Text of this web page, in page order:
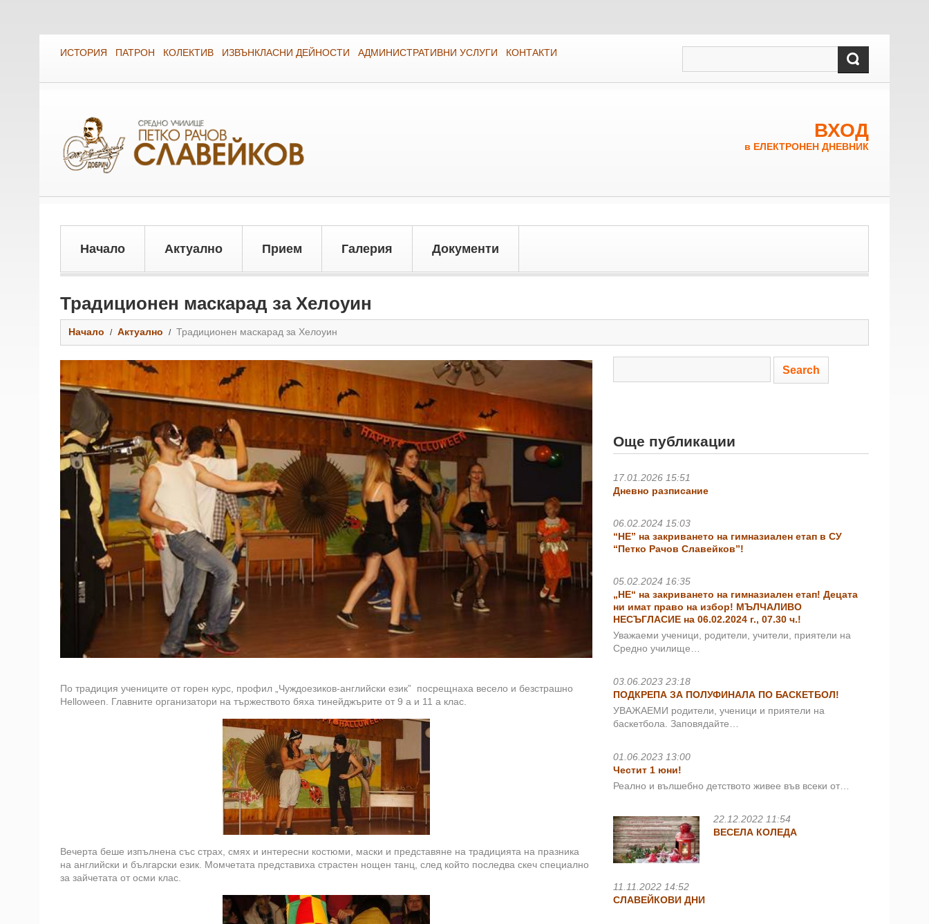
ИСТОРИЯ ПАТРОН КОЛЕКТИВ ИЗВЪНКЛАСНИ ДЕЙНОСТИ АДМИНИСТРАТИВНИ УСЛУГИ КОНТАКТИ
ВХОД
в ЕЛЕКТРОНЕН ДНЕВНИК
Начало Актуално Прием Галерия Документи
Традиционен маскарад за Хелоуин
Начало Актуално Традиционен маскарад за Хелоуин
По традиция учениците от горен курс, профил „Чуждоезиков-английски език” посрещнаха весело и безстрашно
Helloween. Главните организатори на тържеството бяха тинейджърите от 9 а и 11 а клас.
Вечерта беше изпълнена със страх, смях и интересни костюми, маски и представяне на традицията на празника
на английски и български език. Момчетата представиха страстен нощен танц, след който последва скеч специално
за зайчетата от осми клас.
Още публикации
17.01.2026 15:51
Дневно разписание
06.02.2024 15:03
“НЕ” на закриването на гимназиален етап в СУ
“Петко Рачов Славейков”!
05.02.2024 16:35
„НЕ“ на закриването на гимназиален етап! Децата
ни имат право на избор! МЪЛЧАЛИВО
НЕСЪГЛАСИЕ на 06.02.2024 г., 07.30 ч.!
Уважаеми ученици, родители, учители, приятели на
Средно училище…
03.06.2023 23:18
ПОДКРЕПА ЗА ПОЛУФИНАЛА ПО БАСКЕТБОЛ!
УВАЖАЕМИ родители, ученици и приятели на
баскетбола. Заповядайте…
01.06.2023 13:00
Честит 1 юни!
Реално и вълшебно детството живее във всеки от…
22.12.2022 11:54
ВЕСЕЛА КОЛЕДА
11.11.2022 14:52
СЛАВЕЙКОВИ ДНИ